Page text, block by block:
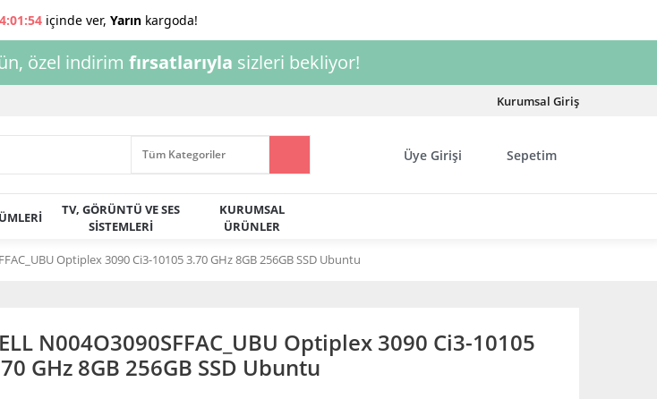
özel indirim fırsatlarıyla sizleri bekliyor!
Kurumsal Giriş
Üye Girişi Sepetim
TV, GÖRÜNTÜ VE SES
SİSTEMLERİ
KURUMSAL
ÜRÜNLER
Optiplex 3090 Ci3-10105 3.70 GHz 8GB 256GB SSD Ubuntu
N004O3090SFFAC_UBU Optiplex 3090 Ci3-10105
GHz 8GB 256GB SSD Ubuntu